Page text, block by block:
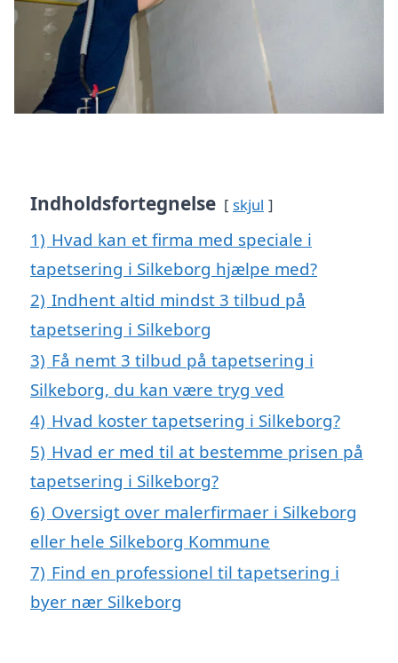
Indholdsfortegnelse skjul
1) Hvad kan et firma med speciale i
tapetsering i Silkeborg hjælpe med?
2) Indhent altid mindst 3 tilbud på
tapetsering i Silkeborg
3) Få nemt 3 tilbud på tapetsering i
Silkeborg, du kan være tryg ved
4) Hvad koster tapetsering i Silkeborg?
5) Hvad er med til at bestemme prisen på
tapetsering i Silkeborg?
6) Oversigt over malerfirmaer i Silkeborg
eller hele Silkeborg Kommune
7) Find en professionel til tapetsering i
byer nær Silkeborg